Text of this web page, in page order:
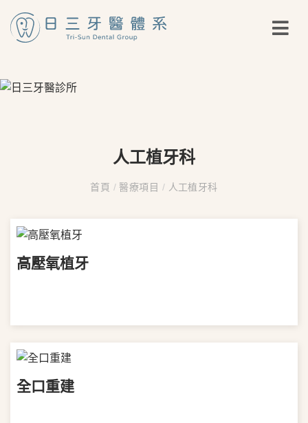
人工植牙科
首頁 /醫療項目 / 人工植牙科
高壓氧植牙
全口重建